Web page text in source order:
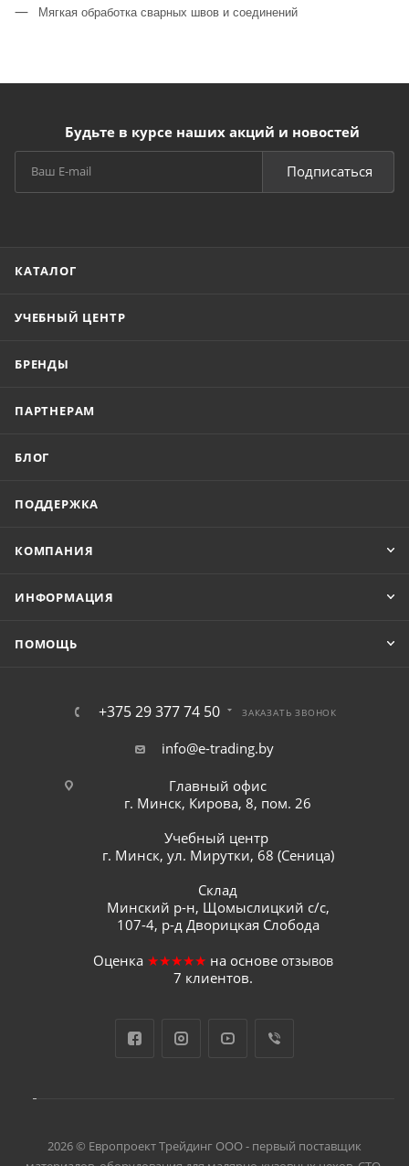
Мягкая обработка сварных швов и соединений
Будьте в курсе наших акций и новостей
Подписаться
КАТАЛОГ
УЧЕБНЫЙ ЦЕНТР
БРЕНДЫ
ПАРТНЕРАМ
БЛОГ
ПОДДЕРЖКА
КОМПАНИЯ
ИНФОРМАЦИЯ
ПОМОЩЬ
+375 29 377 74 50 ЗАКАЗАТЬ ЗВОНОК
info@e-trading.by
Главный офис
г. Минск, Кирова, 8, пом. 26
Учебный центр
г. Минск, ул. Мирутки, 68 (Сеница)
Склад
Минский р-н, Щомыслицкий с/с,
107-4, р-д Дворицкая Слобода
Оценка ★★★★★ на основе отзывов
7 клиентов.
2026 © Европроект Tрейдинг ООО - первый поставщик